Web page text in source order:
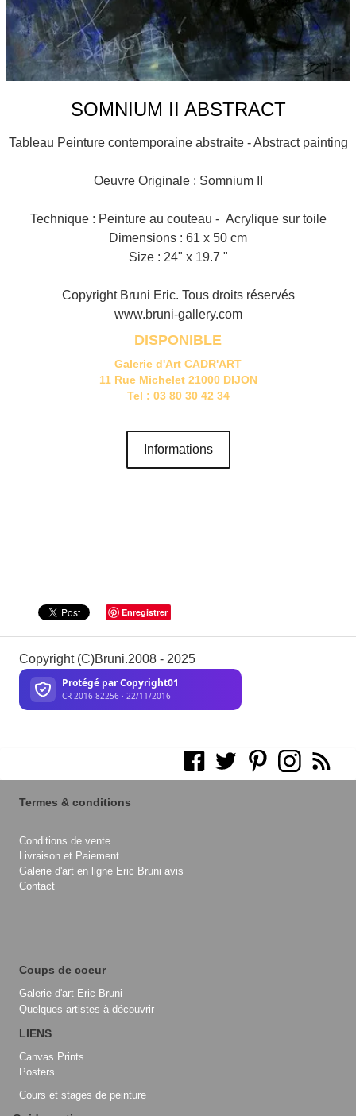
SOMNIUM II ABSTRACT
Tableau Peinture contemporaine abstraite - Abstract painting
Oeuvre Originale : Somnium II
Technique : Peinture au couteau - Acrylique sur toile
Dimensions : 61 x 50 cm
Size : 24" x 19.7 "
Copyright Bruni Eric. Tous droits réservés
www.bruni-gallery.com
DISPONIBLE
Galerie d'Art CADR'ART
11 Rue Michelet 21000 DIJON
Tel : 03 80 30 42 34
Informations
Enregistrer
Copyright (C)Bruni.2008 - 2025
Termes & conditions
Conditions de vente
Livraison et Paiement
Galerie d'art en ligne Eric Bruni avis
Contact
Coups de coeur
Galerie d'art Eric Bruni
Quelques artistes à découvrir
LIENS
Canvas Prints
Posters
Cours et stages de peinture